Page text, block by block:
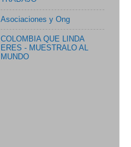
Asociaciones y Ong
COLOMBIA QUE LINDA
ERES - MUESTRALO AL
MUNDO